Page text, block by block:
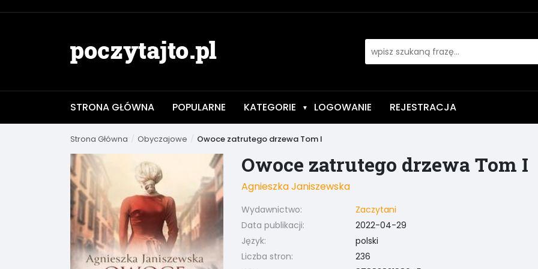
STRONA GŁÓWNA POPULARNE KATEGORIE ▼ LOGOWANIE REJESTRACJA
Strona Główna Obyczajowe Owoce zatrutego drzewa Tom I
Owoce zatrutego drzewa Tom I
Agnieszka Janiszewska
Wydawnictwo:
Zaczytani
Data publikacji:
2022-04-29
Język:
polski
Liczba stron:
236